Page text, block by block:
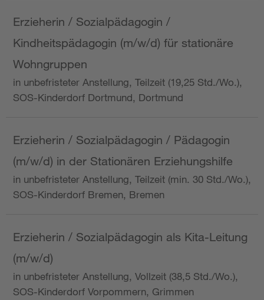
Erzieherin / Sozialpädagogin /
Kindheitspädagogin (m/w/d) für stationäre
Wohngruppen
in unbefristeter Anstellung, Teilzeit (19,25 Std./Wo.),
SOS-Kinderdorf Dortmund, Dortmund
Erzieherin / Sozialpädagogin / Pädagogin
(m/w/d) in der Stationären Erziehungshilfe
in unbefristeter Anstellung, Teilzeit (min. 30 Std./Wo.),
SOS-Kinderdorf Bremen, Bremen
Erzieherin / Sozialpädagogin als Kita-Leitung
(m/w/d)
in unbefristeter Anstellung, Vollzeit (38,5 Std./Wo.),
SOS-Kinderdorf Vorpommern, Grimmen